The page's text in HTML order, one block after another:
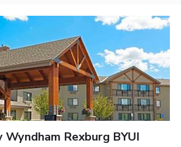
Wyndham Rexburg BYUI